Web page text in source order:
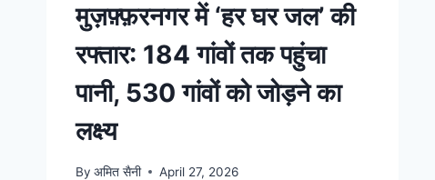
मुज़फ़्फ़रनगर में ‘हर घर जल’ की
रफ्तार: 184 गांवों तक पहुंचा
पानी, 530 गांवों को जोड़ने का
लक्ष्य
By अमित सैनी April 27, 2026